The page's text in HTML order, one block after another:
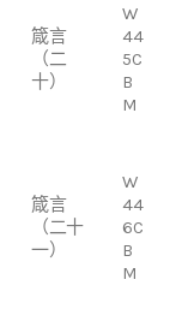
箴言
（二
十）
W
44
5C
B
M
箴言
（二十
一）
W
44
6C
B
M